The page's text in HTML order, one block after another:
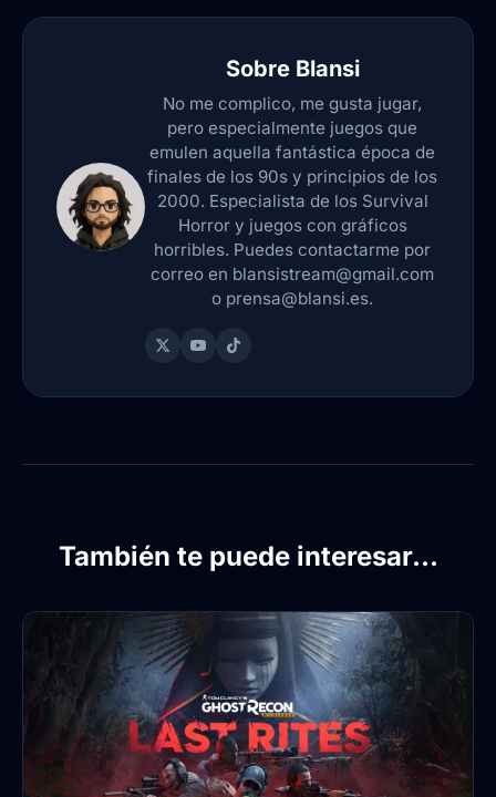
Sobre Blansi
No me complico, me gusta jugar,
pero especialmente juegos que
emulen aquella fantástica época de
finales de los 90s y principios de los
2000. Especialista de los Survival
Horror y juegos con gráficos
horribles. Puedes contactarme por
correo en blansistream@gmail.com
o prensa@blansi.es.
También te puede interesar...